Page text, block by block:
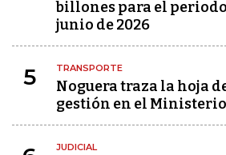
billones para el
junio de 2026
5 TRANSPORTE
Noguera traza la hoja
gestión en el
JUDICIAL